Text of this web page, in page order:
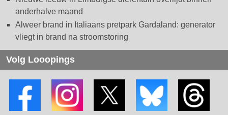
anderhalve maand
Alweer brand in Italiaans pretpark Gardaland: generator
vliegt in brand na stroomstoring
Volg Looopings